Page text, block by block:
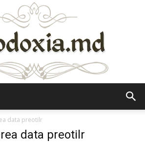
data preotilr
data preotilr